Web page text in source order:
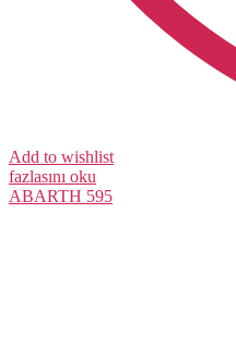
Add to wishlist
fazlasını oku
ABARTH 595